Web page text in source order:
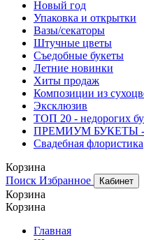
Новый год
Упаковка и открытки
Вазы/секаторы
Штучные цветы
Съедобные букеты
Летние новинки
Хиты продаж
Композиции из
Эксклюзив
ТОП 20 - недорогих
ПРЕМИУМ БУКЕТЫ -
Свадебная флористика
Корзина
Поиск Избранное Кабинет
Корзина
Корзина
Главная